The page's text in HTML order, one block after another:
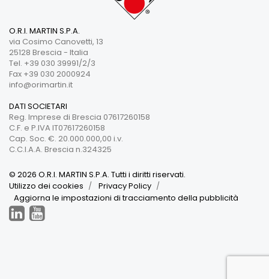
O.R.I. MARTIN S.P.A.
via Cosimo Canovetti, 13
25128 Brescia - Italia
Tel. +39 030 39991/2/3
Fax +39 030 2000924
info@orimartin.it
DATI SOCIETARI
Reg. Imprese di Brescia 07617260158
C.F. e P.IVA IT07617260158
Cap. Soc. €. 20.000.000,00 i.v.
C.C.I.A.A. Brescia n.324325
© 2026 O.R.I. MARTIN S.P.A. Tutti i diritti riservati.
Utilizzo dei cookies
Privacy Policy
Aggiorna le impostazioni di tracciamento della pubblicità